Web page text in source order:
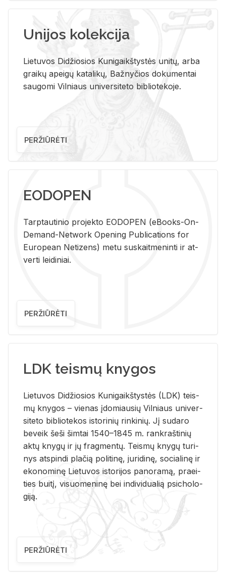
Unijos kolekcija
Lietuvos Didžiosios Kunigaikštystės unitų, arba
graikų apeigų katalikų, Bažnyčios dokumentai
saugomi Vilniaus universiteto bibliotekoje.
PERŽIŪRĖTI
EODOPEN
Tarp­tau­ti­nio pro­jek­to EO­DO­PEN (eBo­oks-On-
De­mand-Ne­twork Ope­ning Pub­li­ca­tions for
Eu­ro­pe­an Ne­ti­zens) metu su­skait­me­nin­ti ir at­
ver­ti lei­di­niai.
PERŽIŪRĖTI
LDK teismų knygos
Lie­tu­vos Di­džio­sios Ku­ni­gaikš­tys­tės (LDK) teis­
mų kny­gos – vie­nas įdo­miau­sių Vil­niaus uni­ver­
si­te­to bi­b­lio­te­kos is­to­ri­nių rin­ki­nių. Jį su­da­ro
be­veik šeši šim­tai 1540–1845 m. rank­raš­ti­nių
aktų kny­gų ir jų frag­men­tų. Teis­mų kny­gų tu­ri­
nys at­spin­di pla­čią po­li­ti­nę, ju­ri­di­nę, so­cia­li­nę ir
eko­no­mi­nę Lie­tu­vos is­to­ri­jos pa­no­ra­mą, pra­ei­
ties bui­tį, vi­suo­me­ni­nę bei in­di­vi­dua­lią psi­cho­lo­
gi­ją.
PERŽIŪRĖTI